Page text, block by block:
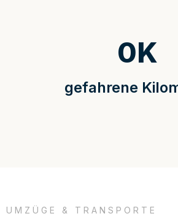
gefahrene
0K
UMZÜGE & TRANSPORTE